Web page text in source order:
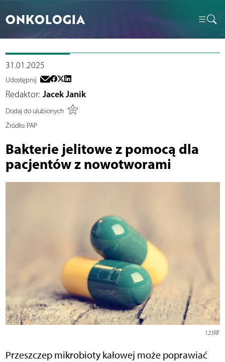
ONKOLOGIA
31.01.2025
Udostępnij
Redaktor: Jacek Janik
Dodaj do ulubionych
Źródło:PAP
Bakterie jelitowe z pomocą dla
pacjentów z nowotworami
123RF
Przeszczep mikrobioty kałowej może poprawiać